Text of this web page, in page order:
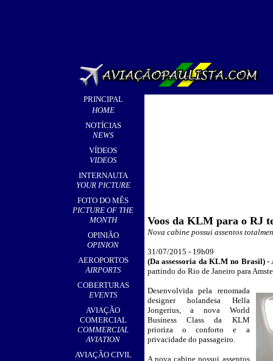
PRINCIPAL
HOME
NOTÍCIAS
NEWS
VÍDEOS
VIDEOS
INTERNAUTA
YOUR PICTURE
FOTO DO MÊS
PICTURE OF THE
MONTH
OPINIÃO
OPINION
AEROPORTOS
AIRPORTS
,
COBERTURAS
EVENTS
AVIAÇÃO
COMERCIAL
COMMERCIAL
AVIATION
AVIAÇÃO CIVIL
Voos da KLM para o RJ
Nova cabine possui assentos
31/07/2015 - 19h09
(Da assessoria da KLM no Brasil) -
partindo do Rio de Janeiro para
Desenvolvida pela renomada
designer holandesa Hella
Jongerius, a nova World
Business Class da KLM
prioriza o conforto e a
privacidade do passageiro.
A nova cabine possui assentos